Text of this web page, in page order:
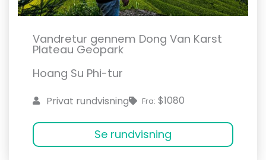
Vandretur gennem Dong Van Karst
Plateau Geopark
Hoang Su Phi-tur
Privat rundvisning Fra: $1080
Se rundvisning